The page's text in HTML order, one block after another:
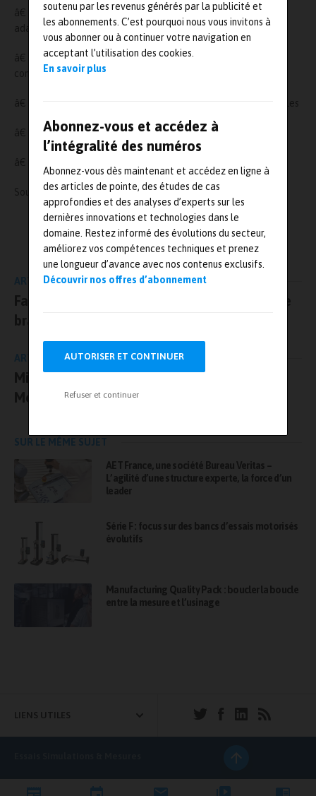
soutenu par les revenus générés par la publicité et
les abonnements. C’est pourquoi nous vous invitons à
vous abonner ou à continuer votre navigation en
acceptant l’utilisation des cookies.
En savoir plus
Abonnez-vous et accédez à
l’intégralité des numéros
Abonnez-vous dès maintenant et accédez en ligne à
des articles de pointe, des études de cas
approfondies et des analyses d’experts sur les
dernières innovations et technologies dans le
domaine. Restez informé des évolutions du secteur,
améliorez vos compétences techniques et prenez
une longueur d’avance avec nos contenus exclusifs.
Découvrir nos offres d’abonnement
AUTORISER ET CONTINUER
Refuser et continuer
â€ Engagement 6 : Mettre en place un service aprèsâ€vente
adapté
â€ Engagement 7 : Fournir une information transparente sur les
conditions d’usage du véhicule
â€ Engagement 8 : Faciliter la recharge domestique des véhicules
â€ Engagement 9 : Faciliter l’accès à l’infrastructure publique
â€ Engagement 10 : Optimiser l’impact environnemental
Source :https://www.ffie.fr
L'AUTEUR
Mesures-et-tests.com
ARTICLE PRÉCÉDENT
Faro présentera une nouvelle génération de
bras de mesure au salon Siane 2011
ARTICLE SUIVANT
Microlease achète la société américaine
MetricTest
SUR LE MÊME SUJET
AET France, une société Bureau Veritas –
L’agilité d’une structure experte, la force d’un
leader
Série F : focus sur des bancs d’essais motorisés
évolutifs
Manufacturing Quality Pack : boucler la boucle
entre la mesure et l’usinage
LIENS UTILES